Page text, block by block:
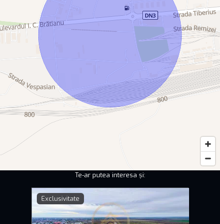
Acces principal într-un spațiu de prezentare și comercializare
piese auto (110 mp)
Spațiu depozitare piese autovehicule grele (211 mp)
Trei birouri moderne și funcționale
Grupuri sanitare și vestiar pentru personal
🔑 Avantaje:
Construcție solidă, structură metalică galvanizată
Spațiu generos pentru activități industriale, depozitare,
service sau comerț
Compartimentare eficientă: hală + birouri + spații
Te-ar putea interesa și:
Exclusivitate